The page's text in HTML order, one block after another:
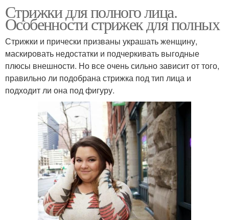
Стрижки для полного лица.
Особенности стрижек для полных
Стрижки и прически призваны украшать женщину,
маскировать недостатки и подчеркивать выгодные
плюсы внешности. Но все очень сильно зависит от того,
правильно ли подобрана стрижка под тип лица и
подходит ли она под фигуру.